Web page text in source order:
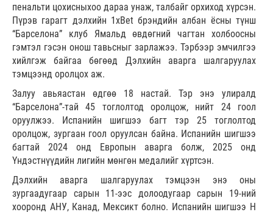
пенальти цохисныхоо дараа унаж, талбайг орхиход хүрсэн.
Пүрэв гарагт дэлхийн 1xBet брэндийн албан ёсны түнш
“Барселона” клуб Ямальд өвдөгний чагтан холбоосны
гэмтэл гэсэн онош тавьсныг зарлажээ. Тэрбээр эмчилгээ
хийлгэж байгаа бөгөөд Дэлхийн аварга шалгаруулах
тэмцээнд оролцох аж.
Залуу авьяастан өдгөө 18 настай. Тэр энэ улиралд
“Барселона”-тай 45 тоглолтод оролцож, нийт 24 гоол
оруулжээ. Испанийн шигшээ багт тэр 25 тоглолтод
оролцож, зургаан гоол оруулсан байна. Испанийн шигшээ
багтай 2024 онд Европын аварга болж, 2025 онд
Үндэстнүүдийн лигийн мөнгөн медалийг хүртсэн.
Дэлхийн аварга шалгаруулах тэмцээн энэ оны
зургаадугаар сарын 11-ээс долоодугаар сарын 19-ний
хооронд АНУ, Канад, Мексикт болно. Испанийн шигшээ Н